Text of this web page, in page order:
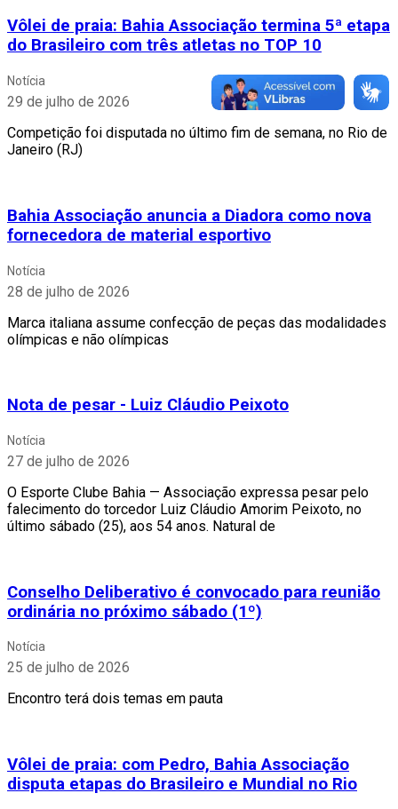
Vôlei de praia: Bahia Associação termina 5ª etapa
do Brasileiro com três atletas no TOP 10
Notícia
29 de julho de 2026
Competição foi disputada no último fim de semana, no Rio de
Janeiro (RJ)
Bahia Associação anuncia a Diadora como nova
fornecedora de material esportivo
Notícia
28 de julho de 2026
Marca italiana assume confecção de peças das modalidades
olímpicas e não olímpicas
Nota de pesar - Luiz Cláudio Peixoto
Notícia
27 de julho de 2026
O Esporte Clube Bahia — Associação expressa pesar pelo
falecimento do torcedor Luiz Cláudio Amorim Peixoto, no
último sábado (25), aos 54 anos. Natural de
Conselho Deliberativo é convocado para reunião
ordinária no próximo sábado (1º)
Notícia
25 de julho de 2026
Encontro terá dois temas em pauta
Vôlei de praia: com Pedro, Bahia Associação
disputa etapas do Brasileiro e Mundial no Rio